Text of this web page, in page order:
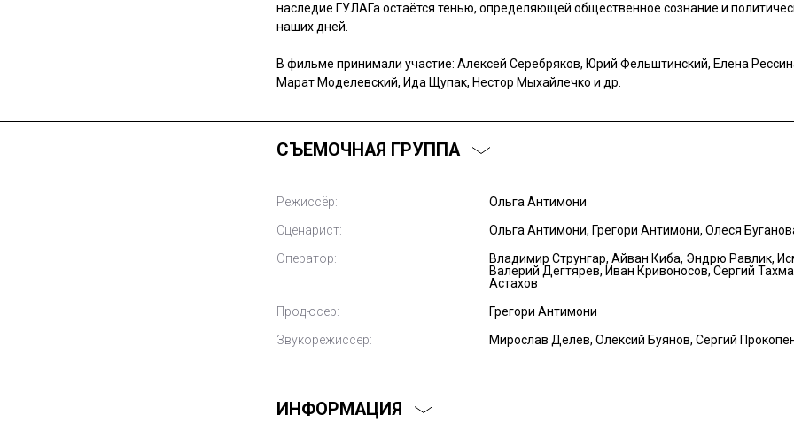
наследие ГУЛАГа остаётся тенью, определяющей общественное сознание и
наших дней.
В фильме принимали участие: Алексей Серебряков, Юрий Фельштинский, Елена
Марат Моделевский, Ида Щупак, Нестор Мыхайлечко и др.
СЪЕМОЧНАЯ ГРУППА
Режиссёр:
Ольга Антимони
Сценарист:
Ольга Антимони, Грегори Антимони, Олеся
Оператор:
Владимир Струнгар, Айван Киба, Эндрю Равлик,
Валерий Дегтярев, Иван Кривоносов, Сергий
Астахов
Продюсер:
Грегори Антимони
Звукорежиссёр:
Мирослав Делев, Олексий Буянов, Сергий
ИНФОРМАЦИЯ